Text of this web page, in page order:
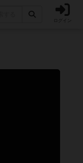
ログイン